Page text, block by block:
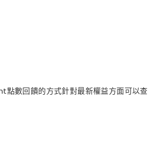
數回饋的方式針對最新權益方面可以查